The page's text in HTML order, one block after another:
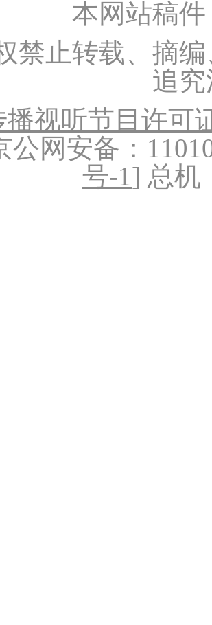
本网站稿
禁止转载、摘
追
播视听节目许可
公网安备：
号-1] 总机